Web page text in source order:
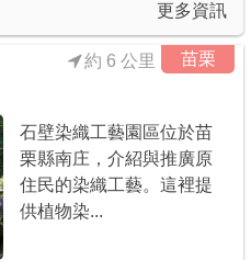
更多資訊
苗栗
約 6 公里
石壁染織工藝園區位於苗
栗縣南庄，介紹與推廣原
住民的染織工藝。這裡提
供植物染...